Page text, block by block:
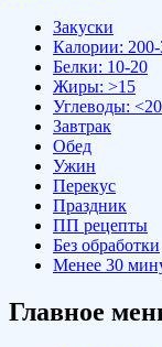
Закуски
Калории:
Белки: 10-20
Жиры: >15
Углеводы: <20
Завтрак
Обед
Ужин
Перекус
Праздник
ПП рецепты
Без обработки
Менее 30
Главное